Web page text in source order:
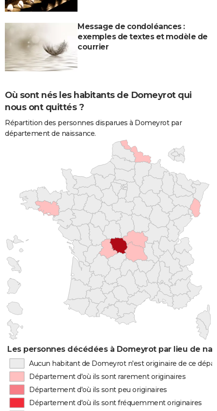
Message de condoléances :
exemples de textes et modèle de
courrier
Où sont nés les habitants de Domeyrot qui
nous ont quittés ?
Répartition des personnes disparues à Domeyrot par
département de naissance.
Les personnes décédées à Domeyrot par lieu de
Aucun habitant de Domeyrot n'est originaire de ce
Département d'où ils sont rarement originaires
Département d'où ils sont peu originaires
Département d'où ils sont fréquemment originaires